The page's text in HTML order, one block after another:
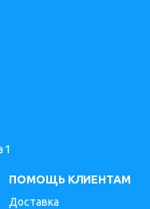
1
ПОМОЩЬ КЛИЕНТАМ
Доставка